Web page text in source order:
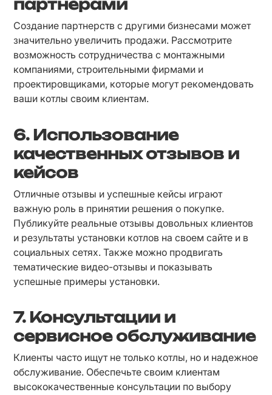
партнерами
Создание партнерств с другими бизнесами может
значительно увеличить продажи. Рассмотрите
возможность сотрудничества с монтажными
компаниями, строительными фирмами и
проектировщиками, которые могут рекомендовать
ваши котлы своим клиентам.
6. Использование
качественных отзывов и
кейсов
Отличные отзывы и успешные кейсы играют
важную роль в принятии решения о покупке.
Публикуйте реальные отзывы довольных клиентов
и результаты установки котлов на своем сайте и в
социальных сетях. Также можно продвигать
тематические видео-отзывы и показывать
успешные примеры установки.
7. Консультации и
сервисное обслуживание
Клиенты часто ищут не только котлы, но и надежное
обслуживание. Обеспечьте своим клиентам
высококачественные консультации по выбору